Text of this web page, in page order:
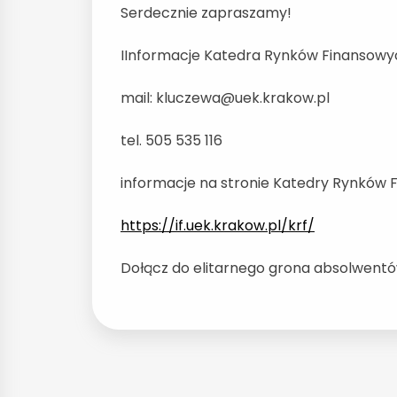
Serdecznie zapraszamy!
IInformacje Katedra Rynków
mail: kluczewa@uek.krakow.pl
tel. 505 535 116
informacje na stronie Katedry Rynków
https://if.uek.krakow.pl/krf/
Dołącz do elitarnego grona